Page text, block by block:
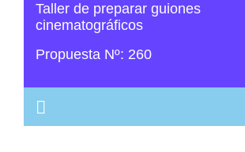
Taller de preparar guiones
cinematográficos
Propuesta Nº: 260